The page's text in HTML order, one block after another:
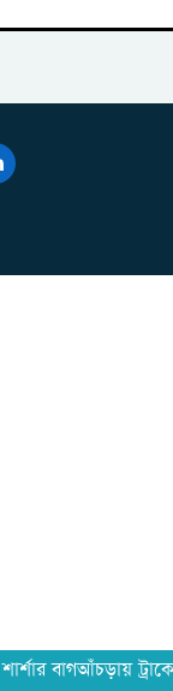
শার্শার বাগআঁচড়ায়